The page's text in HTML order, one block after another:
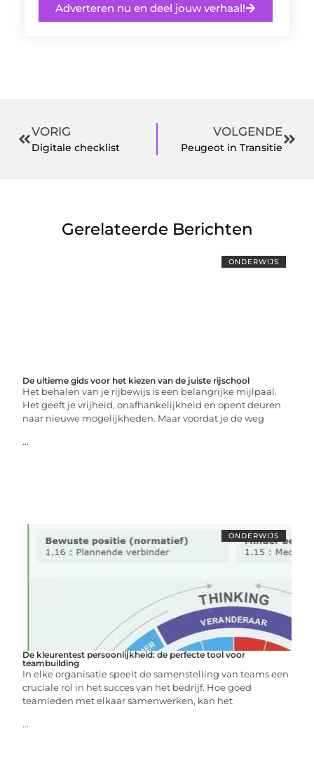
Adverteren nu en deel jouw verhaal!
VORIG
Digitale checklist
VOLGENDE
Peugeot in Transitie
Gerelateerde Berichten
ONDERWIJS
De ultieme gids voor het kiezen van de juiste rijschool
Het behalen van je rijbewijs is een belangrijke mijlpaal.
Het geeft je vrijheid, onafhankelijkheid en opent deuren
naar nieuwe mogelijkheden. Maar voordat je de weg
...
ONDERWIJS
De kleurentest persoonlijkheid: de perfecte tool voor
teambuilding
In elke organisatie speelt de samenstelling van teams een
cruciale rol in het succes van het bedrijf. Hoe goed
teamleden met elkaar samenwerken, kan het
...